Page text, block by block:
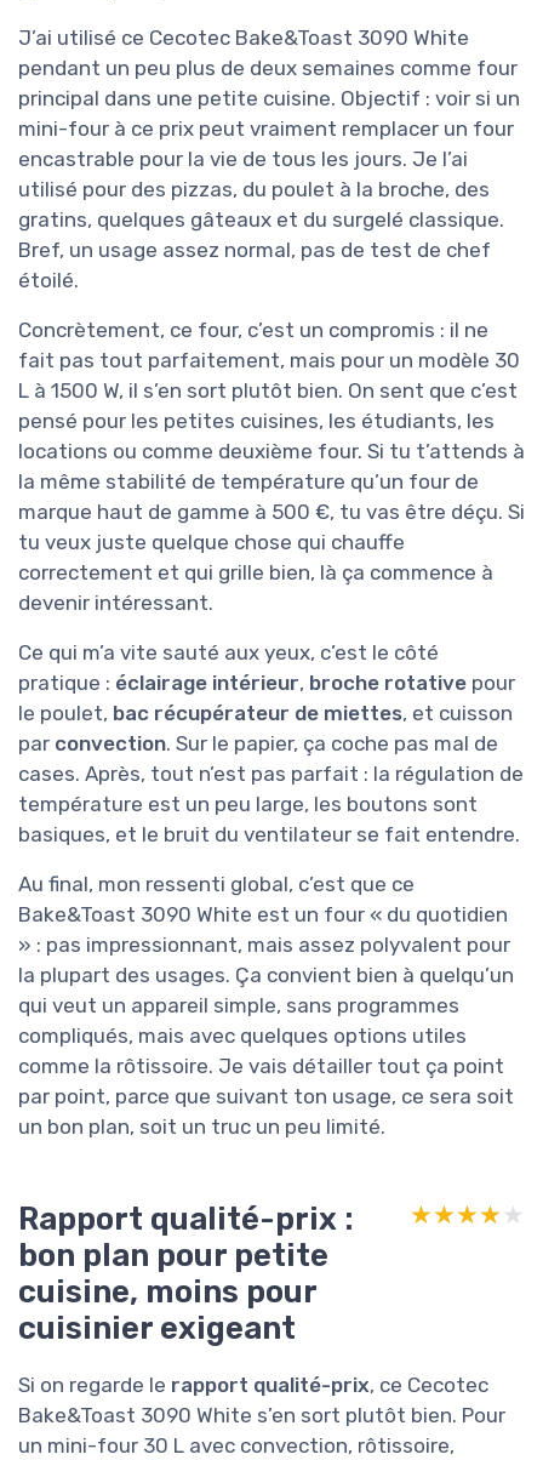
J’ai utilisé ce Cecotec Bake&Toast 3090 White
pendant un peu plus de deux semaines comme four
principal dans une petite cuisine. Objectif : voir si un
mini-four à ce prix peut vraiment remplacer un four
encastrable pour la vie de tous les jours. Je l’ai
utilisé pour des pizzas, du poulet à la broche, des
gratins, quelques gâteaux et du surgelé classique.
Bref, un usage assez normal, pas de test de chef
étoilé.
Concrètement, ce four, c’est un compromis : il ne
fait pas tout parfaitement, mais pour un modèle 30
L à 1500 W, il s’en sort plutôt bien. On sent que c’est
pensé pour les petites cuisines, les étudiants, les
locations ou comme deuxième four. Si tu t’attends à
la même stabilité de température qu’un four de
marque haut de gamme à 500 €, tu vas être déçu. Si
tu veux juste quelque chose qui chauffe
correctement et qui grille bien, là ça commence à
devenir intéressant.
Ce qui m’a vite sauté aux yeux, c’est le côté
pratique : éclairage intérieur, broche rotative pour
le poulet, bac récupérateur de miettes, et cuisson
par convection. Sur le papier, ça coche pas mal de
cases. Après, tout n’est pas parfait : la régulation de
température est un peu large, les boutons sont
basiques, et le bruit du ventilateur se fait entendre.
Au final, mon ressenti global, c’est que ce
Bake&Toast 3090 White est un four « du quotidien
» : pas impressionnant, mais assez polyvalent pour
la plupart des usages. Ça convient bien à quelqu’un
qui veut un appareil simple, sans programmes
compliqués, mais avec quelques options utiles
comme la rôtissoire. Je vais détailler tout ça point
par point, parce que suivant ton usage, ce sera soit
un bon plan, soit un truc un peu limité.
Rapport qualité-prix :
bon plan pour petite
cuisine, moins pour
cuisinier exigeant
★★★★★
★★★★★
Si on regarde le rapport qualité-prix, ce Cecotec
Bake&Toast 3090 White s’en sort plutôt bien. Pour
un mini-four 30 L avec convection, rôtissoire,